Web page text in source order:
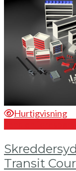
Hurtigvisning
Transit